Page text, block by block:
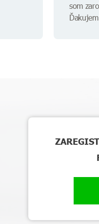
som